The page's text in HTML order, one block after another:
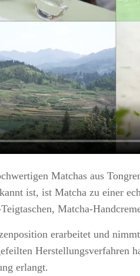
Matchas aus
ist, ist Matcha zu einer
Matcha-
erarbeitet und
Herstellungsverfahren
erlangt.